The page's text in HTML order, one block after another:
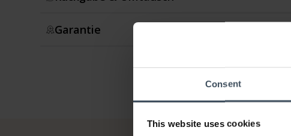
Consent
This website uses cookies
Garantie